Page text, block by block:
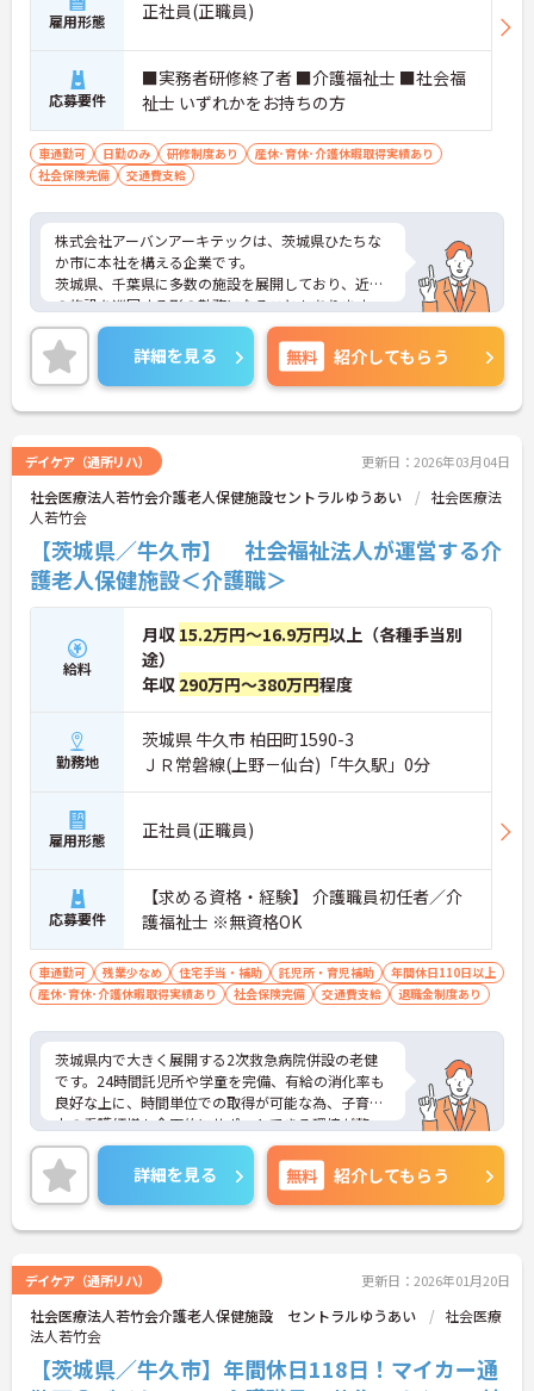
雇用形態 正社員(正職員)
応募要件
■実務者研修終了者 ■介護福祉士 ■社会福
祉士 いずれかをお持ちの方
車通勤可 日勤のみ 研修制度あり
産休･育休･介護休暇取得実績あり
社会保険完備
交通費支給
株式会社アーバンアーキテックは、茨城県ひたちな
か市に本社を構える企業です。
茨城県、千葉県に多数の施設を展開しており、近隣
の施設を巡回する形の勤務になることもあります。
70代の方も、ご自身のスキルを活かして働かれてい
る職場です。詳細を見る 無料 紹介してもらう
デイケア（通所リハ） 更新日：2026年03月04日
社会医療法人若竹会介護老人保健施設セントラルゆうあい
社会医療法
人若竹会
【茨城県／牛久市】 社会福祉法人が運営する介
護老人保健施設＜介護職＞
給料
月収 15.2万円～16.9万円以上（各種手当別
途）
年収 290万円～380万円程度
勤務地
茨城県 牛久市 柏田町1590-3
ＪＲ常磐線(上野－仙台)「牛久駅」0分
雇用形態 正社員(正職員)
応募要件
【求める資格・経験】 介護職員初任者／介
護福祉士 ※無資格OK
車通勤可 残業少なめ 住宅手当・補助 託児所・育児補助
年間休日110日以上
産休･育休･介護休暇取得実績あり
社会保険完備 交通費支給 退職金制度あり
茨城県内で大きく展開する2次救急病院併設の老健
です。24時間託児所や学童を完備、有給の消化率も
良好な上に、時間単位での取得が可能な為、子育て
中の看護師様も全面的にサポートできる環境が整っ
ています。また病院併設のため寮も使うことがで
き、遠方からの方も入職が可能です。ご興味のある
方には、面接対策ポイントなど、さらに詳細をお話
しいたしますので、お気軽にご相談ください。
詳細を見る 無料 紹介してもらう
デイケア（通所リハ） 更新日：2026年01月20日
社会医療法人若竹会介護老人保健施設 セントラルゆうあい
社会医療
法人若竹会
【茨城県／牛久市】年間休日118日！マイカー通